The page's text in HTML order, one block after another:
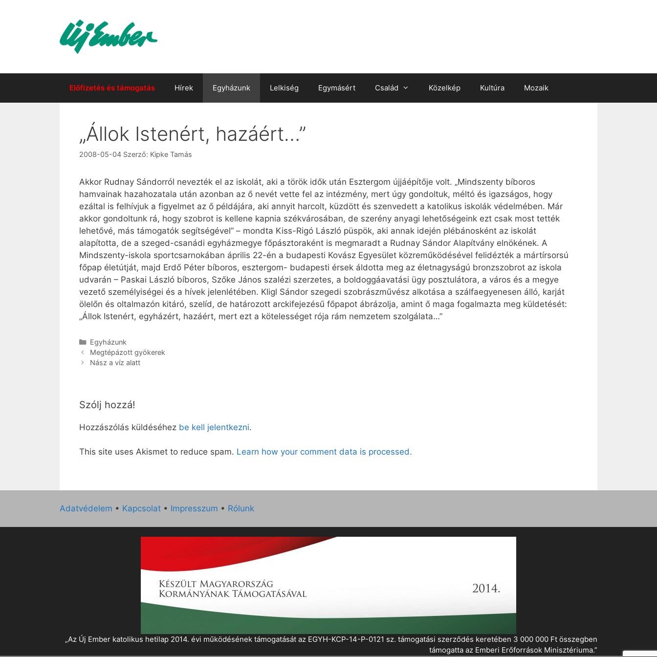
Előfizetés és támogatás Hírek Egyházunk Lelkiség Egymásért Család Közelkép Kultúra Mozaik
„Állok Istenért, hazáért…”
2008-05-04 Szerző: Kipke Tamás
Akkor Rudnay Sándorról nevezték el az iskolát, aki a török idők után Esztergom újjáépítője volt. „Mindszenty bíboros
hamvainak hazahozatala után azonban az ő nevét vette fel az intézmény, mert úgy gondoltuk, méltó és igazságos, hogy
ezáltal is felhívjuk a figyelmet az ő példájára, aki annyit harcolt, küzdött és szenvedett a katolikus iskolák védelmében. Már
akkor gondoltunk rá, hogy szobrot is kellene kapnia székvárosában, de szerény anyagi lehetőségeink ezt csak most tették
lehetővé, más támogatók segítségével” – mondta Kiss-Rigó László püspök, aki annak idején plébánosként az iskolát
alapította, de a szeged-csanádi egyházmegye főpásztoraként is megmaradt a Rudnay Sándor Alapítvány elnökének. A
Mindszenty-iskola sportcsarnokában április 22-én a budapesti Kovász Egyesület közreműködésével felidézték a mártírsorsú
főpap életútját, majd Erdő Péter bíboros, esztergom- budapesti érsek áldotta meg az életnagyságú bronzszobrot az iskola
udvarán – Paskai László bíboros, Szőke János szalézi szerzetes, a boldoggáavatási ügy posztulátora, a város és a megye
vezető személyiségei és a hívek jelenlétében. Kligl Sándor szegedi szobrászművész alkotása a szálfaegyenesen álló, karját
ölelőn és oltalmazón kitáró, szelíd, de határozott arckifejezésű főpapot ábrázolja, amint ő maga fogalmazta meg küldetését:
„Állok Istenért, egyházért, hazáért, mert ezt a kötelességet rója rám nemzetem szolgálata…”
Kategória
Egyházunk
Megtépázott gyökerek
Nász a víz alatt
Szólj hozzá!
Hozzászólás küldéséhez be kell jelentkezni.
This site uses Akismet to reduce spam. Learn how your comment data is processed.
Adatvédelem • Kapcsolat • Impresszum • Rólunk
„Az Új Ember katolikus hetilap 2014. évi működésének támogatását az EGYH-KCP-14-P-0121 sz. támogatási szerződés keretében 3 000 000 Ft összegben
támogatta az Emberi Erőforrások Minisztériuma.”